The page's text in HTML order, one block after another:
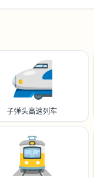
🚅
子弹头高速列车
🚊